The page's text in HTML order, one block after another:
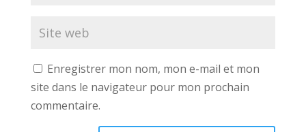
Enregistrer mon nom, mon e-mail et mon
site dans le navigateur pour mon prochain
commentaire.